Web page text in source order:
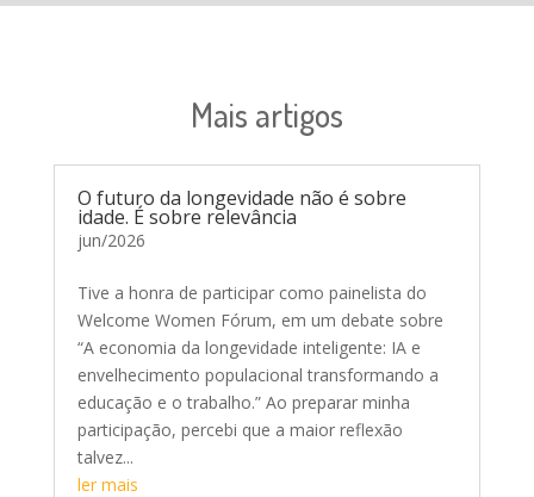
Mais artigos
O futuro da longevidade não é sobre
idade. É sobre relevância
jun/2026
Tive a honra de participar como painelista do
Welcome Women Fórum, em um debate sobre
“A economia da longevidade inteligente: IA e
envelhecimento populacional transformando a
educação e o trabalho.” Ao preparar minha
participação, percebi que a maior reflexão
talvez...
ler mais